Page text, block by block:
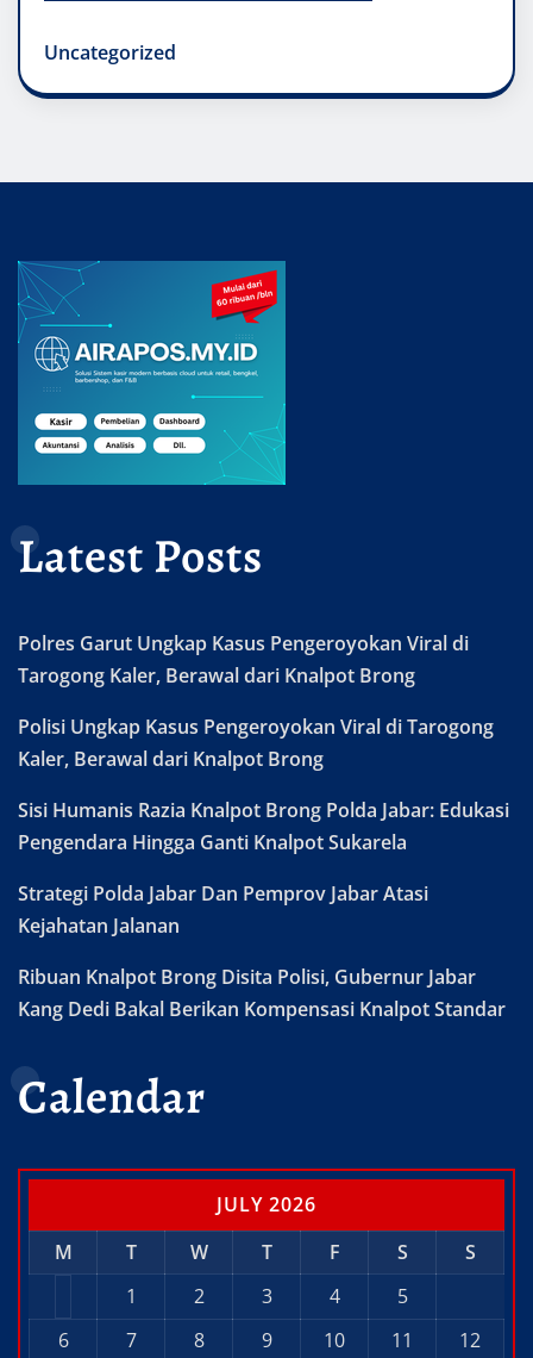
Uncategorized
Latest Posts
Polres Garut Ungkap Kasus Pengeroyokan Viral di
Tarogong Kaler, Berawal dari Knalpot Brong
Polisi Ungkap Kasus Pengeroyokan Viral di Tarogong
Kaler, Berawal dari Knalpot Brong
Sisi Humanis Razia Knalpot Brong Polda Jabar: Edukasi
Pengendara Hingga Ganti Knalpot Sukarela
Strategi Polda Jabar Dan Pemprov Jabar Atasi
Kejahatan Jalanan
Ribuan Knalpot Brong Disita Polisi, Gubernur Jabar
Kang Dedi Bakal Berikan Kompensasi Knalpot Standar
Calendar
JULY 2026
M
T W T F S
S
1
2 3 4
5
6
7 8 9 10 11 12